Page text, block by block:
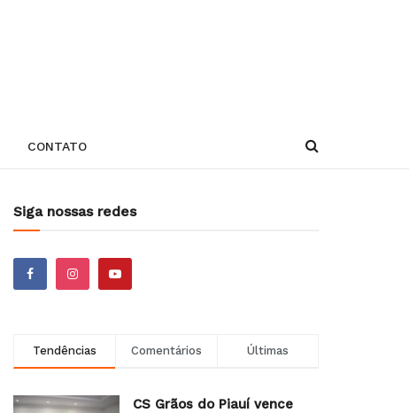
CONTATO
Siga nossas redes
Tendências Comentários Últimas
CS Grãos do Piauí vence